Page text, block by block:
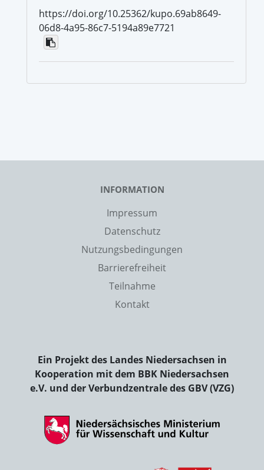
https://doi.org/10.25362/kupo.69ab8649-
06d8-4a95-86c7-5194a89e7721
INFORMATION
Impressum
Datenschutz
Nutzungsbedingungen
Barrierefreiheit
Teilnahme
Kontakt
Ein Projekt des Landes Niedersachsen in
Kooperation mit dem BBK Niedersachsen
e.V. und der Verbundzentrale des GBV (VZG)